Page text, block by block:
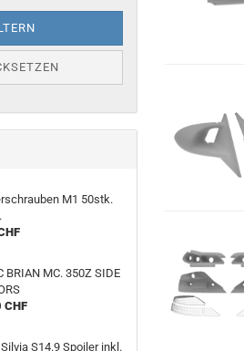
M1 50stk.
BRIAN MC. 350Z SIDE
CHF
S14.9 Spoiler inkl.